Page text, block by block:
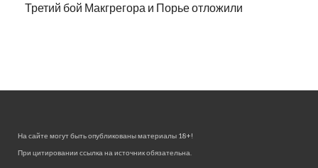
Третий бой Макгрегора и Порье отложили
На сайте могут быть опубликованы материалы 18+!
При цитировании ссылка на источник обязательна.